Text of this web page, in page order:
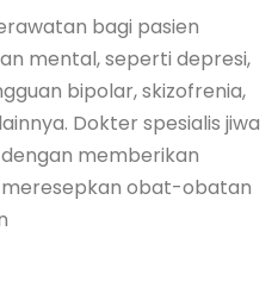
bagi pasien
mental, seperti depresi,
bipolar, skizofrenia,
Dokter spesialis jiwa
memberikan
obat-obatan